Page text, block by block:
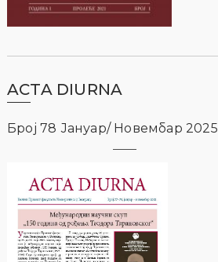
ACTA DIURNA
Број 78 Јануар/ Новембар 2025